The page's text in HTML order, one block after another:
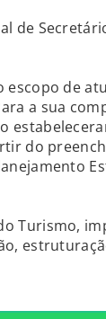
de
de
a sua
do
Turismo,